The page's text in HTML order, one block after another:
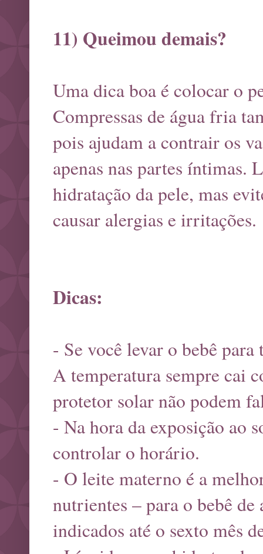
11) Queimou demais?
Uma dica boa é colocar o
Compressas de água fria
pois ajudam a contrair os
apenas nas partes íntimas.
hidratação da pele, mas
causar alergias e irritações.
Dicas:
- Se você levar o bebê
A temperatura sempre cai
protetor solar não podem
- Na hora da exposição ao
controlar o horário.
- O leite materno é a
nutrientes – para o bebê de
indicados até o sexto mês